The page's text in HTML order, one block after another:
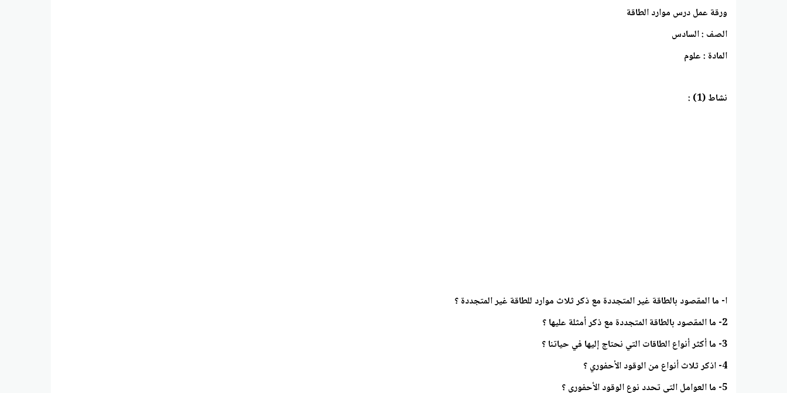
ورقة عمل درس موارد الطاقة
الصف : السادس
المادة : علوم
نشاط (1) :
ا- ما المقصود بالطاقة غير المتجددة مع ذكر ثلاث موارد للطاقة غير المتجددة ؟
2- ما المقصود بالطاقة المتجددة مع ذكر أمثلة عليها ؟
3- ما أكثر أنواع الطاقات التي نحتاج إليها في حياتنا ؟
4- اذكر ثلاث أنواع من الوقود الأحفوري ؟
5- ما العوامل التي تحدد نوع الوقود الأحفوري ؟